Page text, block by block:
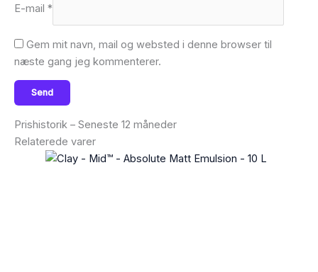
E-mail *
Gem mit navn, mail og websted i denne browser til
næste gang jeg kommenterer.
Prishistorik – Seneste 12 måneder
Relaterede varer